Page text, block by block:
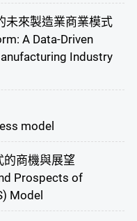
未來製造業商業模式
A Data-Driven
Industry
model
的商機與展望
Prospects of
Model